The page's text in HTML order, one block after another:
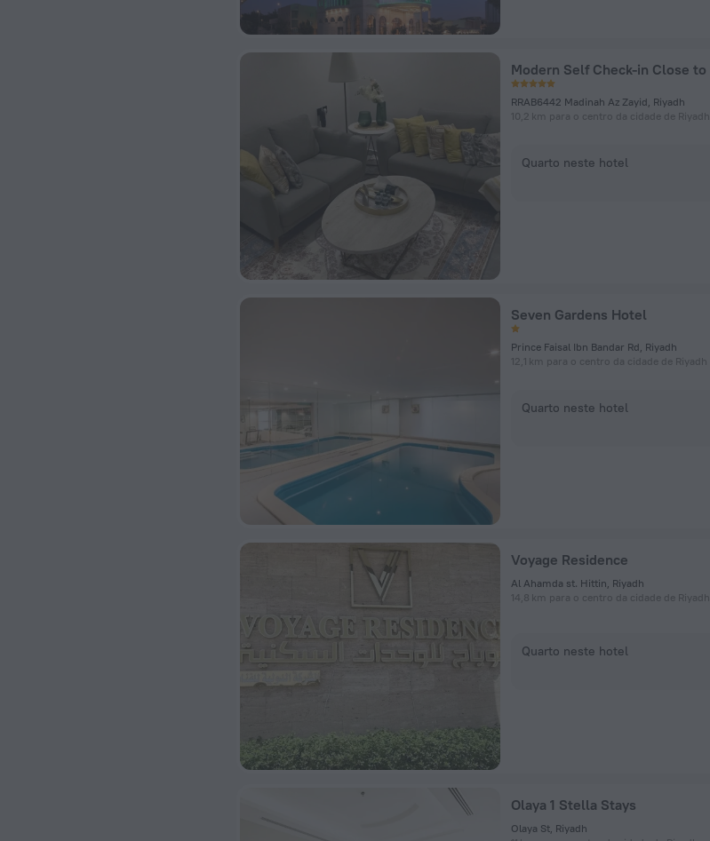
RRAB6442 Madinah Az Zayid, Riyadh
10,2 km para o centro da cidade de Riyadh
Quarto neste hotel
Seven Gardens Hotel
Prince Faisal Ibn Bandar Rd, Riyadh
12,1 km para o centro da cidade de Riyadh
Quarto neste hotel
Voyage Residence
Al Ahamda st. Hittin, Riyadh
14,8 km para o centro da cidade de Riyadh
Quarto neste hotel
Olaya 1 Stella Stays
Olaya St, Riyadh